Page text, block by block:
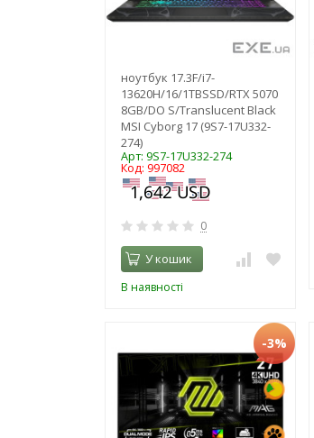
ноутбук 17.3F/i7-
13620H/16/1TBSSD/RTX 5070
8GB/DO S/Translucent Black
MSI Cyborg 17 (9S7-17U332-
274)
Арт: 9S7-17U332-274
Код: 997082
0
У кошик
В наявності
-3%